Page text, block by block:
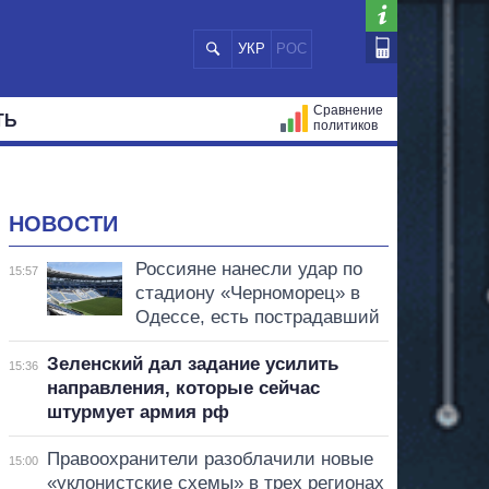
УКР РОС
Сравнение
политиков
НОВОСТИ
15:57
Россияне нанесли удар по
стадиону «Черноморец» в
Одессе, есть пострадавший
15:36
Зеленский дал задание усилить
направления, которые сейчас
штурмует армия рф
15:00
Правоохранители разоблачили новые
«уклонистские схемы» в трех регионах